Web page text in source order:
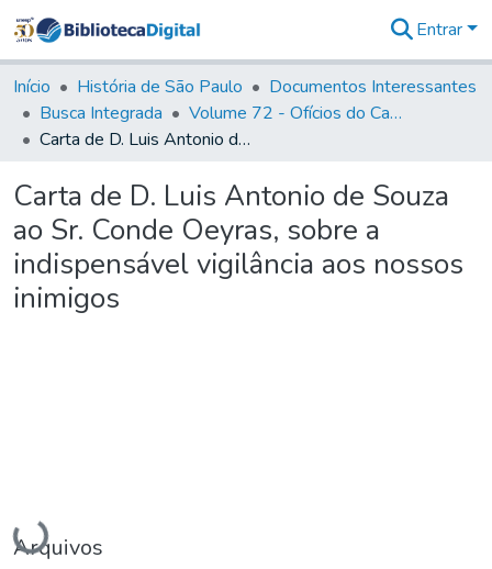
&
Coleções
Tudo na
Biblioteca
Estatísticas
Entrar
Início História de São Paulo
Documentos Interessantes
Busca Integrada
Volume 72 - Ofícios do Capitão General D. Luis Antonio de Souza Botelho Mourão (Morgado de Matheus): 1765-1766
Carta de D. Luis Antonio de Souza ao Sr. Conde Oeyras, sobre a indispensável vigilância aos nossos inimigos
Carta de D. Luis Antonio de Souza
ao Sr. Conde Oeyras, sobre a
indispensável vigilância aos nossos
inimigos
Carregando...
Arquivos